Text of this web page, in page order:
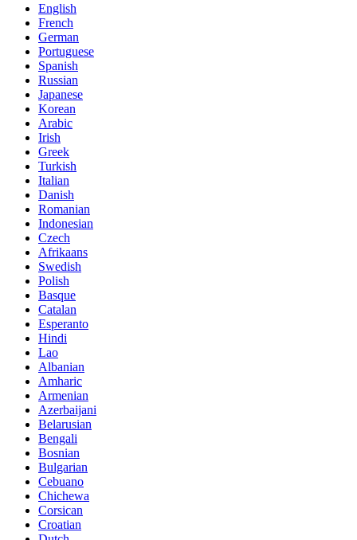
English
French
German
Portuguese
Spanish
Russian
Japanese
Korean
Arabic
Irish
Greek
Turkish
Italian
Danish
Romanian
Indonesian
Czech
Afrikaans
Swedish
Polish
Basque
Catalan
Esperanto
Hindi
Lao
Albanian
Amharic
Armenian
Azerbaijani
Belarusian
Bengali
Bosnian
Bulgarian
Cebuano
Chichewa
Corsican
Croatian